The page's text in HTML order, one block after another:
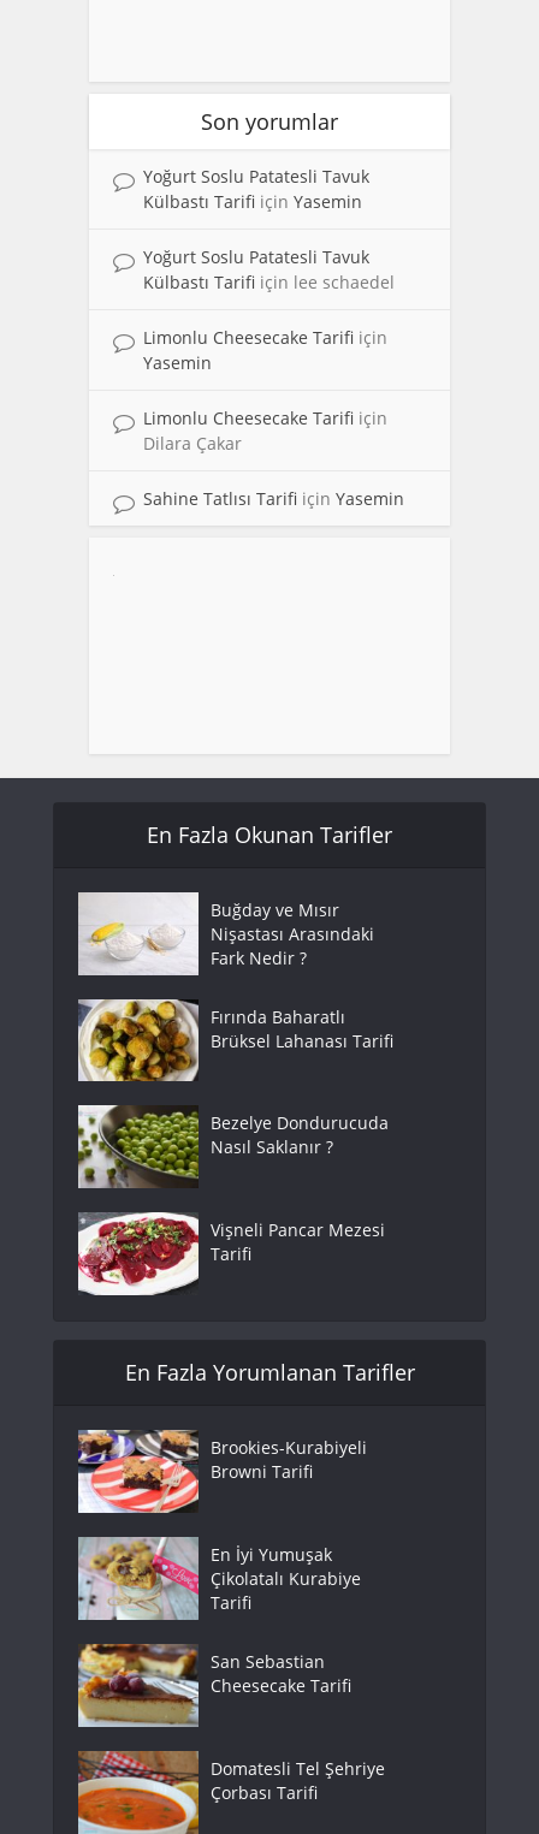
Son yorumlar
Yoğurt Soslu Patatesli Tavuk
Külbastı Tarifi için Yasemin
Yoğurt Soslu Patatesli Tavuk
Külbastı Tarifi için lee schaedel
Limonlu Cheesecake Tarifi için
Yasemin
Limonlu Cheesecake Tarifi için
Dilara Çakar
Sahine Tatlısı Tarifi için Yasemin
En Fazla Okunan Tarifler
Buğday ve Mısır
Nişastası Arasındaki
Fark Nedir ?
Fırında Baharatlı
Brüksel Lahanası Tarifi
Bezelye Dondurucuda
Nasıl Saklanır ?
Vişneli Pancar Mezesi
Tarifi
En Fazla Yorumlanan Tarifler
Brookies-Kurabiyeli
Browni Tarifi
En İyi Yumuşak
Çikolatalı Kurabiye
Tarifi
San Sebastian
Cheesecake Tarifi
Domatesli Tel Şehriye
Çorbası Tarifi